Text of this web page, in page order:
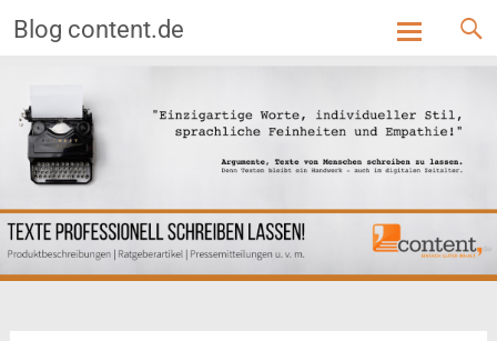
Blog content.de
Skip
content